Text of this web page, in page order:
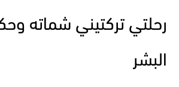
رحلتي تركتيني شماته
البشر